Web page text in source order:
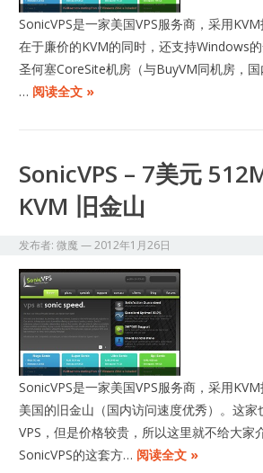
SonicVPS是一家美国VPS服务商，采用
在于廉价的KVM的同时，还支持Windows
圣何塞CoreSite机房（与BuyVM同机房，国
… 阅读全文 »
SonicVPS – 7美元
KVM 旧金山
发布者:微魔 —2012年1月26日
SonicVPS是一家美国VPS服务商，采用
美国的旧金山（国内访问速度优秀）。这家
VPS，但是价格较贵，所以这里就不给大家
SonicVPS的这套方… 阅读全文 »